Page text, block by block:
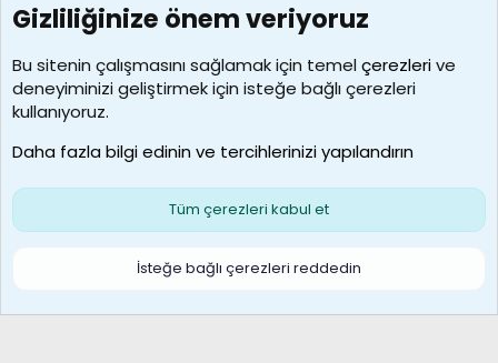
7388
Kullanıcılar
borabekirogluu
Son üye
Çerezler
S
Gizliliğinize önem veriyoruz
Bu sitenin çalışmasını sağlamak için temelçerezlerive
deneyiminizi geliştirmek için isteğe bağlı çerezleri
kullanıyoruz.
Daha fazla bilgi edinin ve tercihlerinizi yapılandırın
Tüm çerezleri kabul et
İsteğe bağlı çerezleri reddedin